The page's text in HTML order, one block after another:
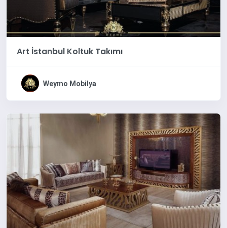
Art İstanbul Koltuk Takımı
Weymo Mobilya